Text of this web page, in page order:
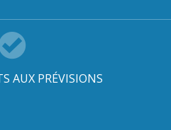
AUX PRÉVISIONS